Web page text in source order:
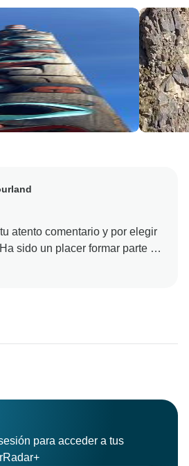
contribuido a que tu viaje
viajar con nosotros desde
auténtico honor darte la
para otra espectacular aventura
atento comentario y por elegir
sido un placer formar parte de
tener la oportunidad de
para acceder a tus